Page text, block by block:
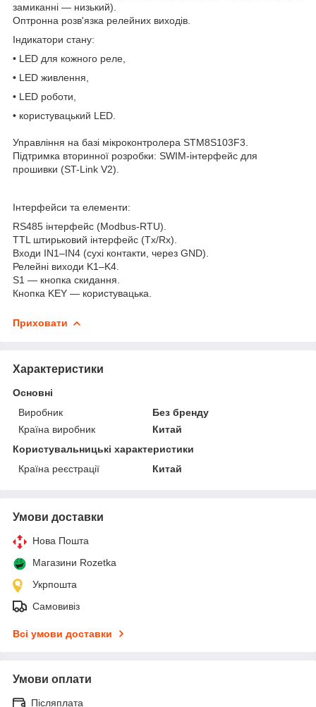
замиканні — низький).
Оптронна розв'язка релейних виходів.
Індикатори стану:
• LED для кожного реле,
• LED живлення,
• LED роботи,
• користувацький LED.
Управління на базі мікроконтролера STM8S103F3.
Підтримка вторинної розробки: SWIM-інтерфейс для
прошивки (ST-Link V2).
Інтерфейси та елементи:
RS485 інтерфейс (Modbus-RTU).
TTL штирьковий інтерфейс (Tx/Rx).
Входи IN1–IN4 (сухі контакти, через GND).
Релейні виходи K1–K4.
S1 — кнопка скидання.
Кнопка KEY — користувацька.
Приховати
Характеристики
Основні
Виробник
Без бренду
Країна виробник
Китай
Користувальницькі характеристики
Країна реєстрації
Китай
Умови доставки
Нова Пошта
Магазини Rozetka
Укрпошта
Самовивіз
Всі умови доставки
Умови оплати
Післяплата